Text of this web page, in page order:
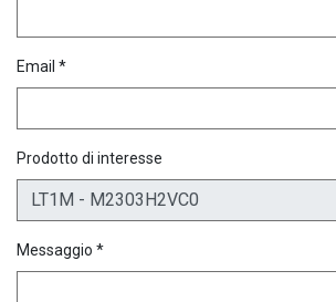
Email *
Prodotto di interesse
Messaggio *